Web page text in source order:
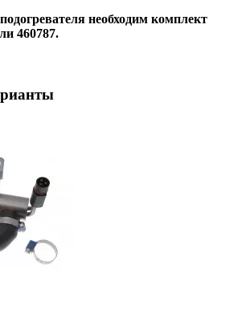
необходим комплект
460787.